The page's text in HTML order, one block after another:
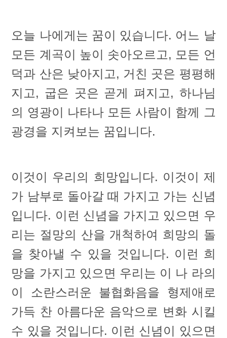
오늘 나에게는 꿈이 있습니다. 어느 날
모든 계곡이 높이 솟아오르고, 모든 언
덕과 산은 낮아지고, 거친 곳은 평평해
지고, 굽은 곳은 곧게 펴지고, 하나님
의 영광이 나타나 모든 사람이 함께 그
광경을 지켜보는 꿈입니다.
이것이 우리의 희망입니다. 이것이 제
가 남부로 돌아갈 때 가지고 가는 신념
입니다. 이런 신념을 가지고 있으면 우
리는 절망의 산을 개척하여 희망의 돌
을 찾아낼 수 있을 것입니다. 이런 희
망을 가지고 있으면 우리는 이 나 라의
이 소란스러운 불협화음을 형제애로
가득 찬 아름다운 음악으로 변화 시킬
수 있을 것입니다. 이런 신념이 있으면